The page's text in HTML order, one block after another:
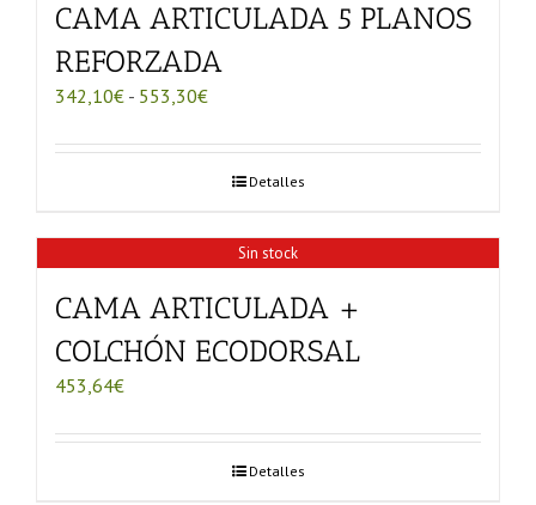
CAMA ARTICULADA 5 PLANOS
REFORZADA
342,10€ - 553,30€Rango
precios:
desde
342,10€
553,30€
Detalles
Sin stock
CAMA ARTICULADA +
COLCHÓN ECODORSAL
453,64€
Detalles